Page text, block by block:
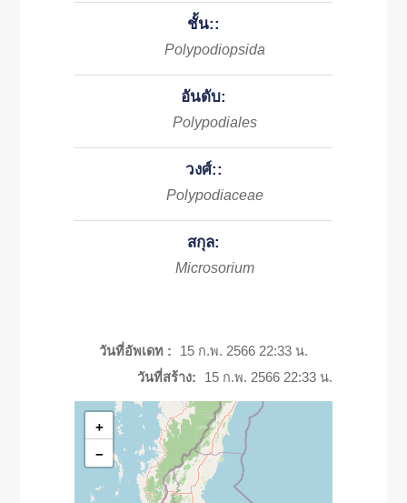
ชั้น::
Polypodiopsida
อันดับ:
Polypodiales
วงศ์::
Polypodiaceae
สกุล:
Microsorium
วันที่อัพเดท :
15 ก.พ. 2566 22:33 น.
วันที่สร้าง:
15 ก.พ. 2566 22:33 น.
+
−